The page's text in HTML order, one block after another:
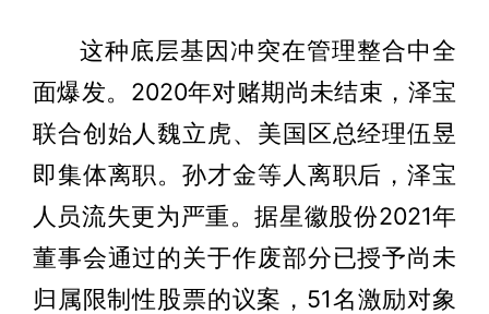
这种底层基因冲突在管理整合中全
面爆发。2020年对赌期尚未结束，泽宝
联合创始人魏立虎、美国区总经理伍昱
即集体离职。孙才金等人离职后，泽宝
人员流失更为严重。据星徽股份2021年
董事会通过的关于作废部分已授予尚未
归属限制性股票的议案，51名激励对象